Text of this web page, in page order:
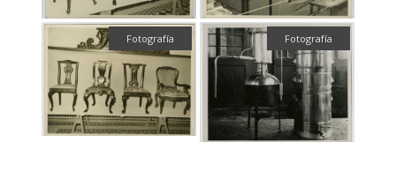
Fotografía Fotografía